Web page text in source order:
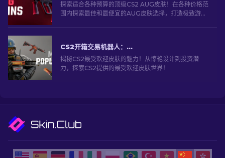
探索适合各种预算的顶级CS2 AUG皮肤！在各种价格范
围内探索最佳和最便宜的AUG皮肤选择，打造极致游戏
CS2开箱交易机器人：深入探索
揭秘CS2最受欢迎皮肤的魅力！从惊艳设计到投资潜
力，探索CS2提供的最受欢迎皮肤世界！